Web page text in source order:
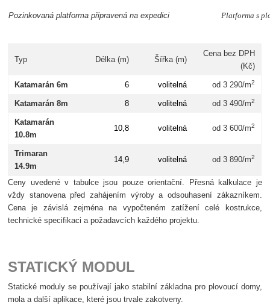
Pozinkovaná platforma připravená na expedici Platforma s
Typ Délka (m) Šířka (m)
Cena bez DPH
(Kč)
Katamarán 6m 6 volitelná od 3 290/m2
Katamarán 8m 8 volitelná od 3 490/m2
Katamarán
10.8m
10,8 volitelná od 3 600/m2
Trimaran
14.9m
14,9 volitelná od 3 890/m2
Ceny uvedené v tabulce jsou pouze orientační. Přesná kalkulace je
vždy stanovena před zahájením výroby a odsouhasení zákazníkem.
Cena je závislá zejména na vypočteném zatížení celé kostrukce,
technické specifikaci a požadavcích každého projektu.
STATICKÝ MODUL
Statické moduly se používají jako stabilní základna pro plovoucí domy,
mola a další aplikace, které jsou trvale zakotveny.